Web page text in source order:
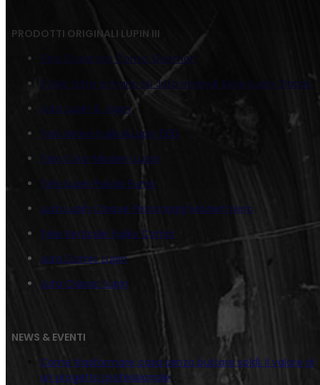
PRODOTTI ORIGINALI LUPIN III
Tela Quadrato Comic Goemon
5 tele fatte a mano su Juta originali Serie Lupin Classic
Juta Lupin & Jigen
Tela Series Fujiko&Lupin 500
Tela Color Modern Lupin
Tela Lupin Pistola Fumo
Juta Lupin Cinque Personaggi Modern Nero
Tela Verticale Fujiko Comic
Juta Comic Lupin
Juta Classic Lupin
NEWS & EVENTI
Come trasformare casa senza buttare soldi: il valore di
un progetto professionale